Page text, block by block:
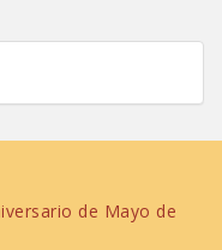
de Mayo de